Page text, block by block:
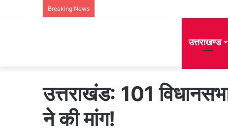
Breaking News
उत्तराखण्ड
उत्तराखंड: 101
ने की मांग!